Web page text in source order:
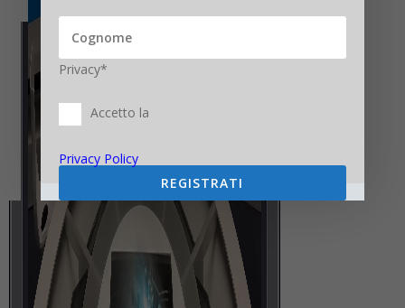
Privacy*
Accetto la
Privacy Policy
REGISTRATI